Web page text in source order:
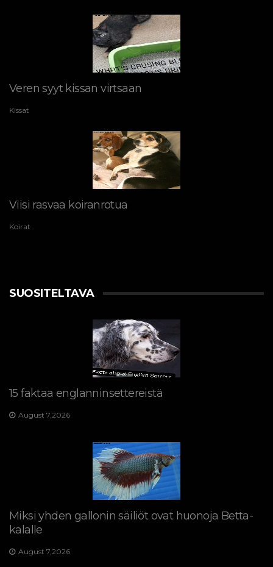
Veren syyt kissan virtsaan
Kissat
Viisi rasvaa koiranrotua
Koirat
SUOSITELTAVA
15 faktaa englanninsettereistä
August 7,2026
Miksi yhden gallonin säiliöt ovat huonoja Betta-
kalalle
August 7,2026